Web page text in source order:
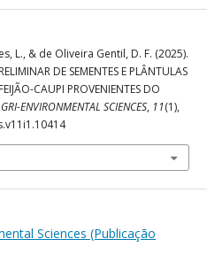
L., & de Oliveira Gentil, D. F. (2025).
DE SEMENTES E PLÂNTULAS
CAUPI PROVENIENTES DO
ENVIRONMENTAL SCIENCES, 11(1),
Sciences (Publicação